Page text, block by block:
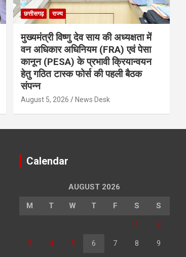
छत्तीसगढ़ राज्य
मुख्यमंत्री विष्णु देव साय की अध्यक्षता में
वन अधिकार अधिनियम (FRA) एवं पेसा
कानून (PESA) के प्रभावी क्रियान्वयन
हेतु गठित टास्क फोर्स की पहली बैठक
संपन्न
August 5, 2026 News Desk
Calendar
AUGUST 2026
M T W T F S S
1 2
3 4 5 6 7 8 9